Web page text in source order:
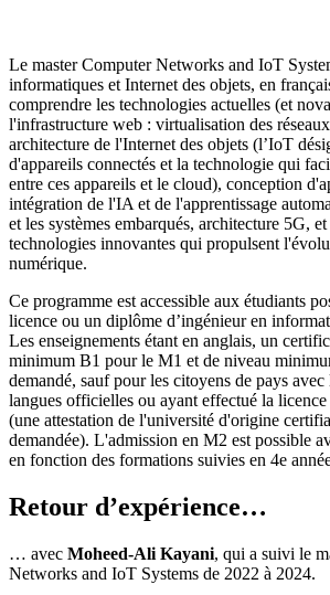
Le master Computer Networks and IoT
informatiques et Internet des objets, en
comprendre les technologies actuelles (et
l'infrastructure web : virtualisation des
architecture de l'Internet des objets (l’IoT
d'appareils connectés et la technologie qui
entre ces appareils et le cloud), conception
intégration de l'IA et de l'apprentissage
et les systèmes embarqués, architecture 5G,
technologies innovantes qui propulsent
numérique.
Ce programme est accessible aux étudiants
licence ou un diplôme d’ingénieur en
Les enseignements étant en anglais, un
minimum B1 pour le M1 et de niveau
demandé, sauf pour les citoyens de pays
langues officielles ou ayant effectué la
(une attestation de l'université d'origine
demandée). L'admission en M2 est possible
en fonction des formations suivies en 4e
Retour d’expérience…
… avec Moheed-Ali Kayani, qui a suivi le
Networks and IoT Systems de 2022 à 2024.